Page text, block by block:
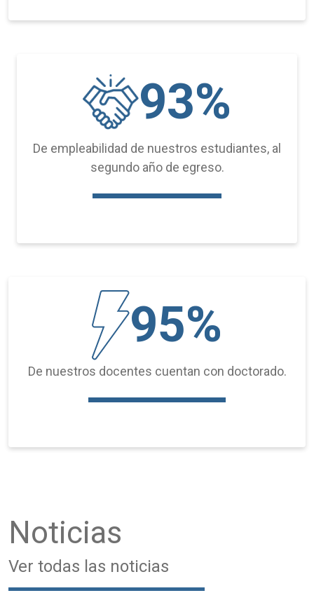
93%
De empleabilidad de nuestros estudiantes, al
segundo año de egreso.
95%
De nuestros docentes cuentan con doctorado.
Noticias
Ver todas las noticias